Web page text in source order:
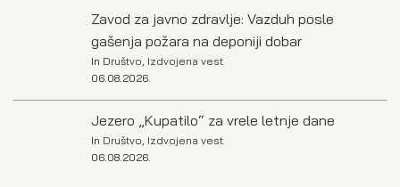
Zavod za javno zdravlje: Vazduh posle
gašenja požara na deponiji dobar
In Društvo Izdvojena vest
06.08.2026.
Jezero „Kupatilo“ za vrele letnje dane
In Društvo Izdvojena vest
06.08.2026.